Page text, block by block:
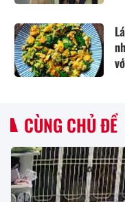
CÙNG CHỦ ĐỀ